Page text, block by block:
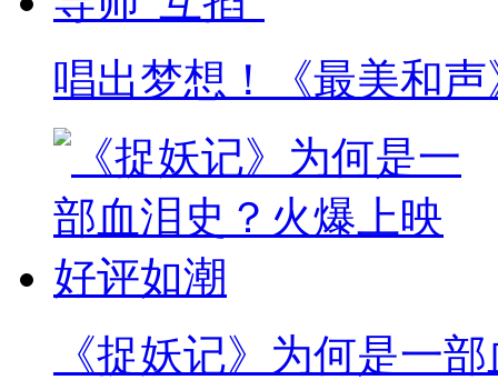
唱出梦想！《最美和声
《捉妖记》为何是一